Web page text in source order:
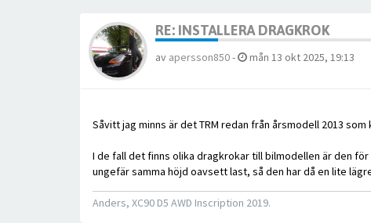
RE: INSTALLERA DRAGKROK
av apersson850- mån 13 okt 2025, 19:13
Såvitt jag minns är det TRM redan från årsmodell 2013
I de fall det finns olika dragkrokar till bilmodellen är den
ungefär samma höjd oavsett last, så den har då en lite
Anders, XC90 D5 AWD Inscription 2019.